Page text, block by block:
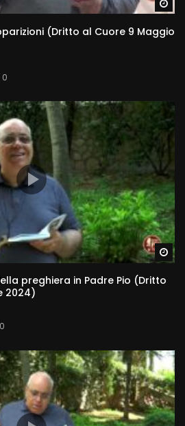
(Dritto al Cuore 9 Maggio
0
preghiera in Padre Pio (Dritto
2024)
0